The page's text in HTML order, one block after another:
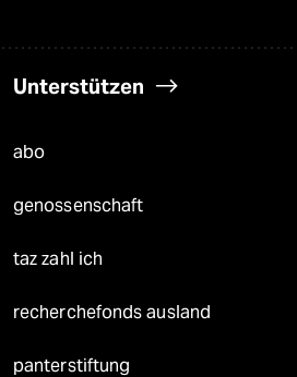
Unterstützen
abo
genossenschaft
taz zahl ich
recherchefonds ausland
panterstiftung